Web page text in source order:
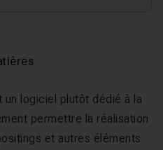
un logiciel plutôt dédié à la
permettre la réalisation
et autres éléments